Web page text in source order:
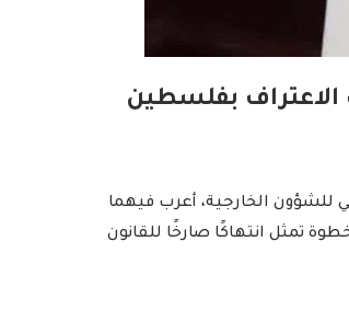
الاعتراف بفلسطين
للشؤون الخارجية، أعرب فيهما
تمثل انتهاكًا صارخًا للقانون